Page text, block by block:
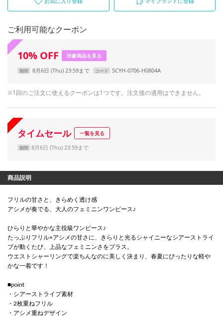
ご利用可能なクーポン
10% OFF 対象商品を見る
期間 8月6日 (Thu) 23:59まで コード SCYH-0706-H0804A
※1回のご注文に使えるクーポンは1つです。注文後の適用はできません。
タイムセール 一覧を見る
期間 8月6日 (Thu) 23:59まで
商品説明
フリルの甘さと、きらめく透け感
アシメが奏でる、大人のフェミニンワンピース♪
ひらりと華やかな主役級ワンピース♪
たっぷりフリル×アシメの甘さに、きらりと光るシャイニーなシアーストライ
プが動くたび、上品なフェミニンさをプラス。
ウエストシャーリングで楽ちんなのに美しく決まり、春夏にぴったりな軽や
かな一着です！
■point
・シアーストライプ素材
・2枚重ねフリル
・アシメ重ねデザイン